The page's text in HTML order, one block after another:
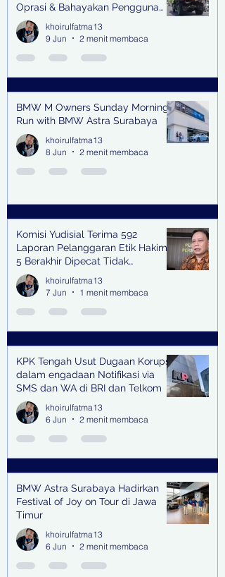
Oprasi & Bahayakan Pengguna
Jalan
khoirulfatma13
9 Jun
2 menit membaca
BMW M Owners Sunday Morning
Run with BMW Astra Surabaya
khoirulfatma13
8 Jun
2 menit membaca
Komisi Yudisial Terima 592
Laporan Pelanggaran Etik Hakim,
5 Berakhir Dipecat Tidak
Terhormat
khoirulfatma13
7 Jun
1 menit membaca
KPK Tengah Usut Dugaan Korupsi
dalam engadaan Notifikasi via
SMS dan WA di BRI dan Telkom
khoirulfatma13
6 Jun
2 menit membaca
BMW Astra Surabaya Hadirkan
Festival of Joy on Tour di Jawa
Timur
khoirulfatma13
6 Jun
2 menit membaca